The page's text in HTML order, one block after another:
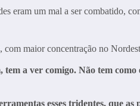
eram um mal a ser combatido,
maior concentração no
a ver comigo. Não tem
esses tridentes, que as